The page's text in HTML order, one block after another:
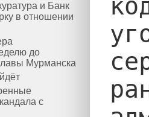
и Банк
в отношении
до
Мурманска
с